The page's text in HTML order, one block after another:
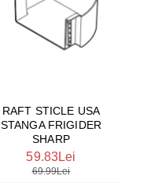
RAFT STICLE USA
STANGA FRIGIDER
SHARP
59.83Lei
69.99Lei